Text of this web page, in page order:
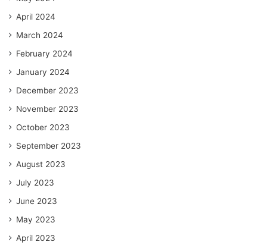
April 2024
March 2024
February 2024
January 2024
December 2023
November 2023
October 2023
September 2023
August 2023
July 2023
June 2023
May 2023
April 2023